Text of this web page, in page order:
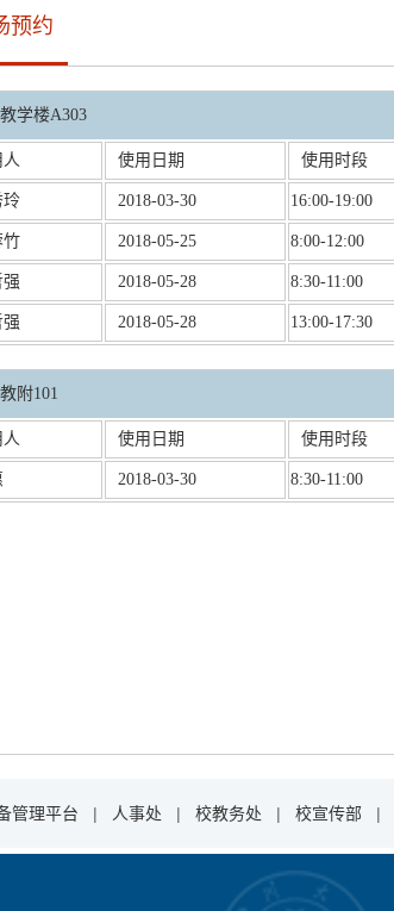
预约
学楼A303
使用日期 使用时段
玲 2018-03-30 16:00-19:00
竹 2018-05-25 8:00-12:00
2018-05-28 8:30-11:00
2018-05-28 13:00-17:30
附101
使用日期 使用时段
2018-03-30 8:30-11:00
管理平台 | 人事处 | 校教务处 | 校宣传部 |